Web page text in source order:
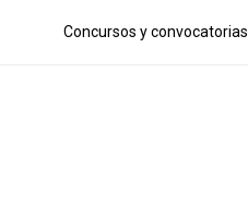
Concursos y convocatorias